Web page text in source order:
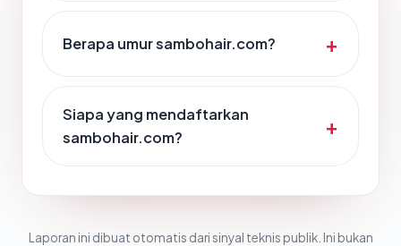
Berapa umur sambohair.com?
Siapa yang mendaftarkan
sambohair.com?
Laporan ini dibuat otomatis dari sinyal teknis publik. Ini bukan